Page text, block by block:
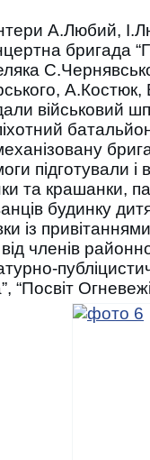
А.Любий,
бригада
А.Костюк,
військовий
підготували і
та крашанки,
будинку
із
членів
“Посвіт